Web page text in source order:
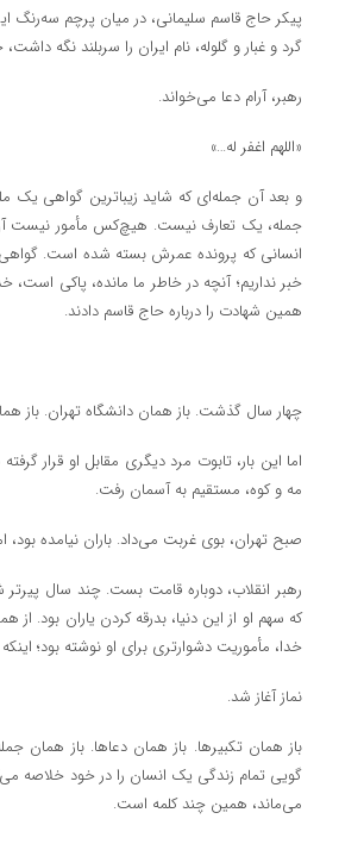
پیکر حاج قاسم سلیمانی، در میان پرچم سه‌رنگ
گرد و غبار و گلوله، نام ایران را سربلند نگه
رهبر، آرام دعا می‌خواند.
«اللهم اغفر له…»
و بعد آن جمله‌ای که شاید زیباترین گواهی یک
جمله، یک تعارف نیست. هیچ‌کس مأمور نیست آن
انسانی که پرونده عمرش بسته شده است. گواهی
خبر نداریم؛ آنچه در خاطر ما مانده، پاکی
همین شهادت را درباره حاج قاسم دادند.
چهار سال گذشت. باز همان دانشگاه تهران. باز
اما این بار، تابوت مرد دیگری مقابل او قرار
مه و کوه، مستقیم به آسمان رفت.
صبح تهران، بوی غربت می‌داد. باران نیامده
رهبر انقلاب، دوباره قامت بست. چند سال
که سهم او از این دنیا، بدرقه کردن یاران بود.
خدا، مأموریت دشوارتری برای او نوشته بود؛
نماز آغاز شد.
باز همان تکبیرها. باز همان دعاها. باز همان
گویی تمام زندگی یک انسان را در خود خلاصه
می‌ماند، همین چند کلمه است.